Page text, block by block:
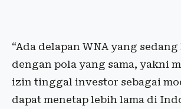
“Ada delapan WNA yang
dengan pola yang sama, yakni
izin tinggal investor sebagai
dapat menetap lebih lama di